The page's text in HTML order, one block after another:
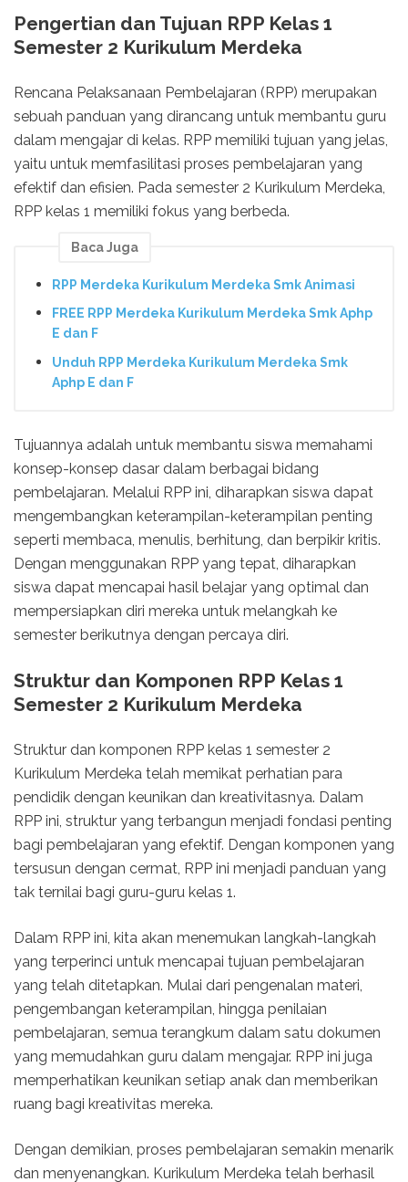
Pengertian dan Tujuan RPP Kelas 1
Semester 2 Kurikulum Merdeka
Rencana Pelaksanaan Pembelajaran (RPP) merupakan
sebuah panduan yang dirancang untuk membantu guru
dalam mengajar di kelas. RPP memiliki tujuan yang jelas,
yaitu untuk memfasilitasi proses pembelajaran yang
efektif dan efisien. Pada semester 2 Kurikulum Merdeka,
RPP kelas 1 memiliki fokus yang berbeda.
Baca Juga
RPP Merdeka Kurikulum Merdeka Smk Animasi
FREE RPP Merdeka Kurikulum Merdeka Smk Aphp
E dan F
Unduh RPP Merdeka Kurikulum Merdeka Smk
Aphp E dan F
Tujuannya adalah untuk membantu siswa memahami
konsep-konsep dasar dalam berbagai bidang
pembelajaran. Melalui RPP ini, diharapkan siswa dapat
mengembangkan keterampilan-keterampilan penting
seperti membaca, menulis, berhitung, dan berpikir kritis.
Dengan menggunakan RPP yang tepat, diharapkan
siswa dapat mencapai hasil belajar yang optimal dan
mempersiapkan diri mereka untuk melangkah ke
semester berikutnya dengan percaya diri.
Struktur dan Komponen RPP Kelas 1
Semester 2 Kurikulum Merdeka
Struktur dan komponen RPP kelas 1 semester 2
Kurikulum Merdeka telah memikat perhatian para
pendidik dengan keunikan dan kreativitasnya. Dalam
RPP ini, struktur yang terbangun menjadi fondasi penting
bagi pembelajaran yang efektif. Dengan komponen yang
tersusun dengan cermat, RPP ini menjadi panduan yang
tak ternilai bagi guru-guru kelas 1.
Dalam RPP ini, kita akan menemukan langkah-langkah
yang terperinci untuk mencapai tujuan pembelajaran
yang telah ditetapkan. Mulai dari pengenalan materi,
pengembangan keterampilan, hingga penilaian
pembelajaran, semua terangkum dalam satu dokumen
yang memudahkan guru dalam mengajar. RPP ini juga
memperhatikan keunikan setiap anak dan memberikan
ruang bagi kreativitas mereka.
Dengan demikian, proses pembelajaran semakin menarik
dan menyenangkan. Kurikulum Merdeka telah berhasil